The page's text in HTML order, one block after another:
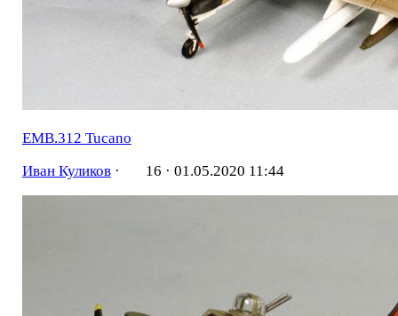
EMB.312 Tucano
Иван Куликов· 16 · 01.05.2020 11:44